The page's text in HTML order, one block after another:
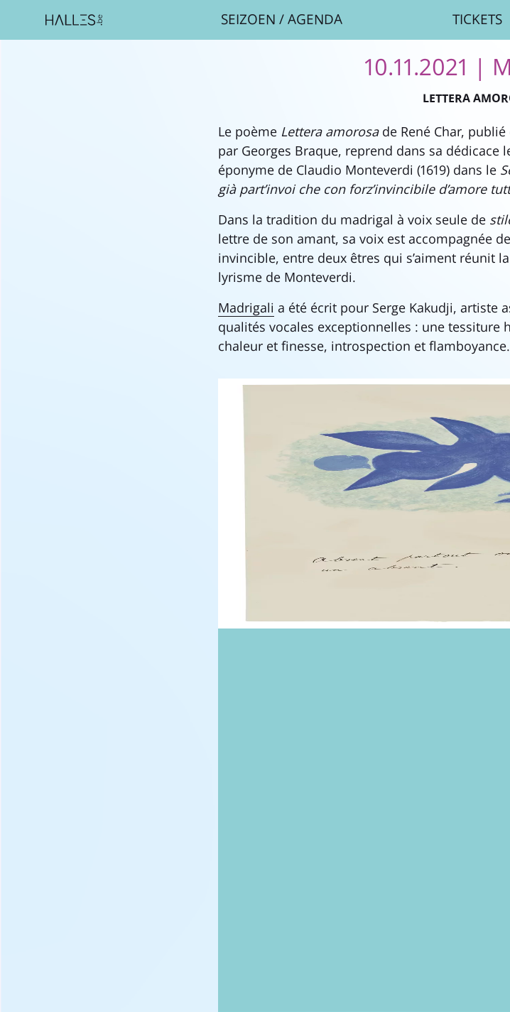
SEIZOEN /AGENDA TICKETS
10.11.2021 |
LETTERA
Le poème Lettera amorosade René Char,
par Georges Braque, reprend dans sa dédicace
éponyme de Claudio Monteverdi (1619) dans le
già part’invoi che con forz’invincibile d’amore
Dans la tradition du madrigal à voix seule de
lettre de son amant, sa voix est accompagnée
invincible, entre deux êtres qui s’aiment réunit
lyrisme de Monteverdi.
Madrigali a été écrit pour Serge Kakudji, artiste
qualités vocales exceptionnelles : une tessiture
chaleur et finesse, introspection et flamboyance.